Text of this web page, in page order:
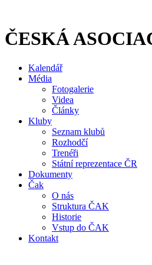
obsahu
ČESKÁ
Kalendář
Média
Fotogalerie
Videa
Články
Kluby
Seznam klubů
Rozhodčí
Trenéři
Státní reprezentace ČR
Dokumenty
Čak
O nás
Struktura ČAK
Historie
Vstup do ČAK
Kontakt